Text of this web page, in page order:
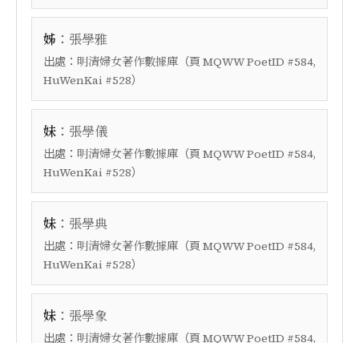
姊 ： 張學雅
出處： 明清婦女著作數據庫 （頁 MQWW PoetID #584,
HuWenKai #528）
妹 ： 張學儀
出處： 明清婦女著作數據庫 （頁 MQWW PoetID #584,
HuWenKai #528）
妹 ： 張學典
出處： 明清婦女著作數據庫 （頁 MQWW PoetID #584,
HuWenKai #528）
妹 ： 張學象
出處： 明清婦女著作數據庫 （頁 MQWW PoetID #584,